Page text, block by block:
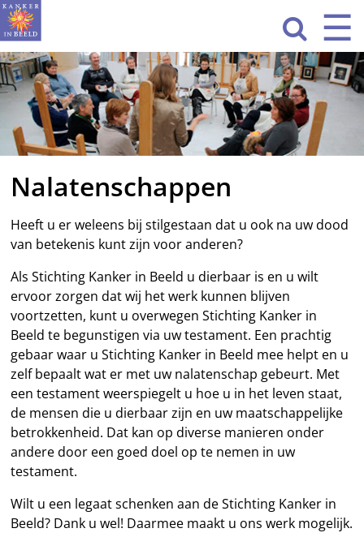
Sla
navigatie
over
☰
HOME
WAT WE DOEN
ACTIVITEITEN
OVER ONS
CONTACT

Nalatenschappen
Heeft u er weleens bij stilgestaan dat u ook na uw dood
van betekenis kunt zijn voor anderen?
Als Stichting Kanker in Beeld u dierbaar is en u wilt
ervoor zorgen dat wij het werk kunnen blijven
voortzetten, kunt u overwegen Stichting Kanker in
Beeld te begunstigen via uw testament. Een prachtig
gebaar waar u Stichting Kanker in Beeld mee helpt en u
zelf bepaalt wat er met uw nalatenschap gebeurt. Met
een testament weerspiegelt u hoe u in het leven staat,
de mensen die u dierbaar zijn en uw maatschappelijke
betrokkenheid. Dat kan op diverse manieren onder
andere door een goed doel op te nemen in uw
testament.
Wilt u een legaat schenken aan de Stichting Kanker in
Beeld? Dank u wel! Daarmee maakt u ons werk mogelijk.